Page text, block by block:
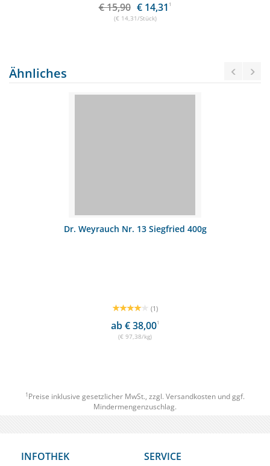
€ 15,90 € 14,31 1
(€ 14,31/Stück)
Ähnliches
Dr. Weyrauch Nr. 13 Siegfried 400g
(1)
ab € 38,001
(€ 97,38/kg)
1 Preise inklusive gesetzlicher MwSt., zzgl. Versandkosten und ggf.
Mindermengenzuschlag.
INFOTHEK SERVICE